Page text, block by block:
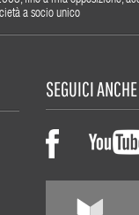
a socio unico
SEGUICI